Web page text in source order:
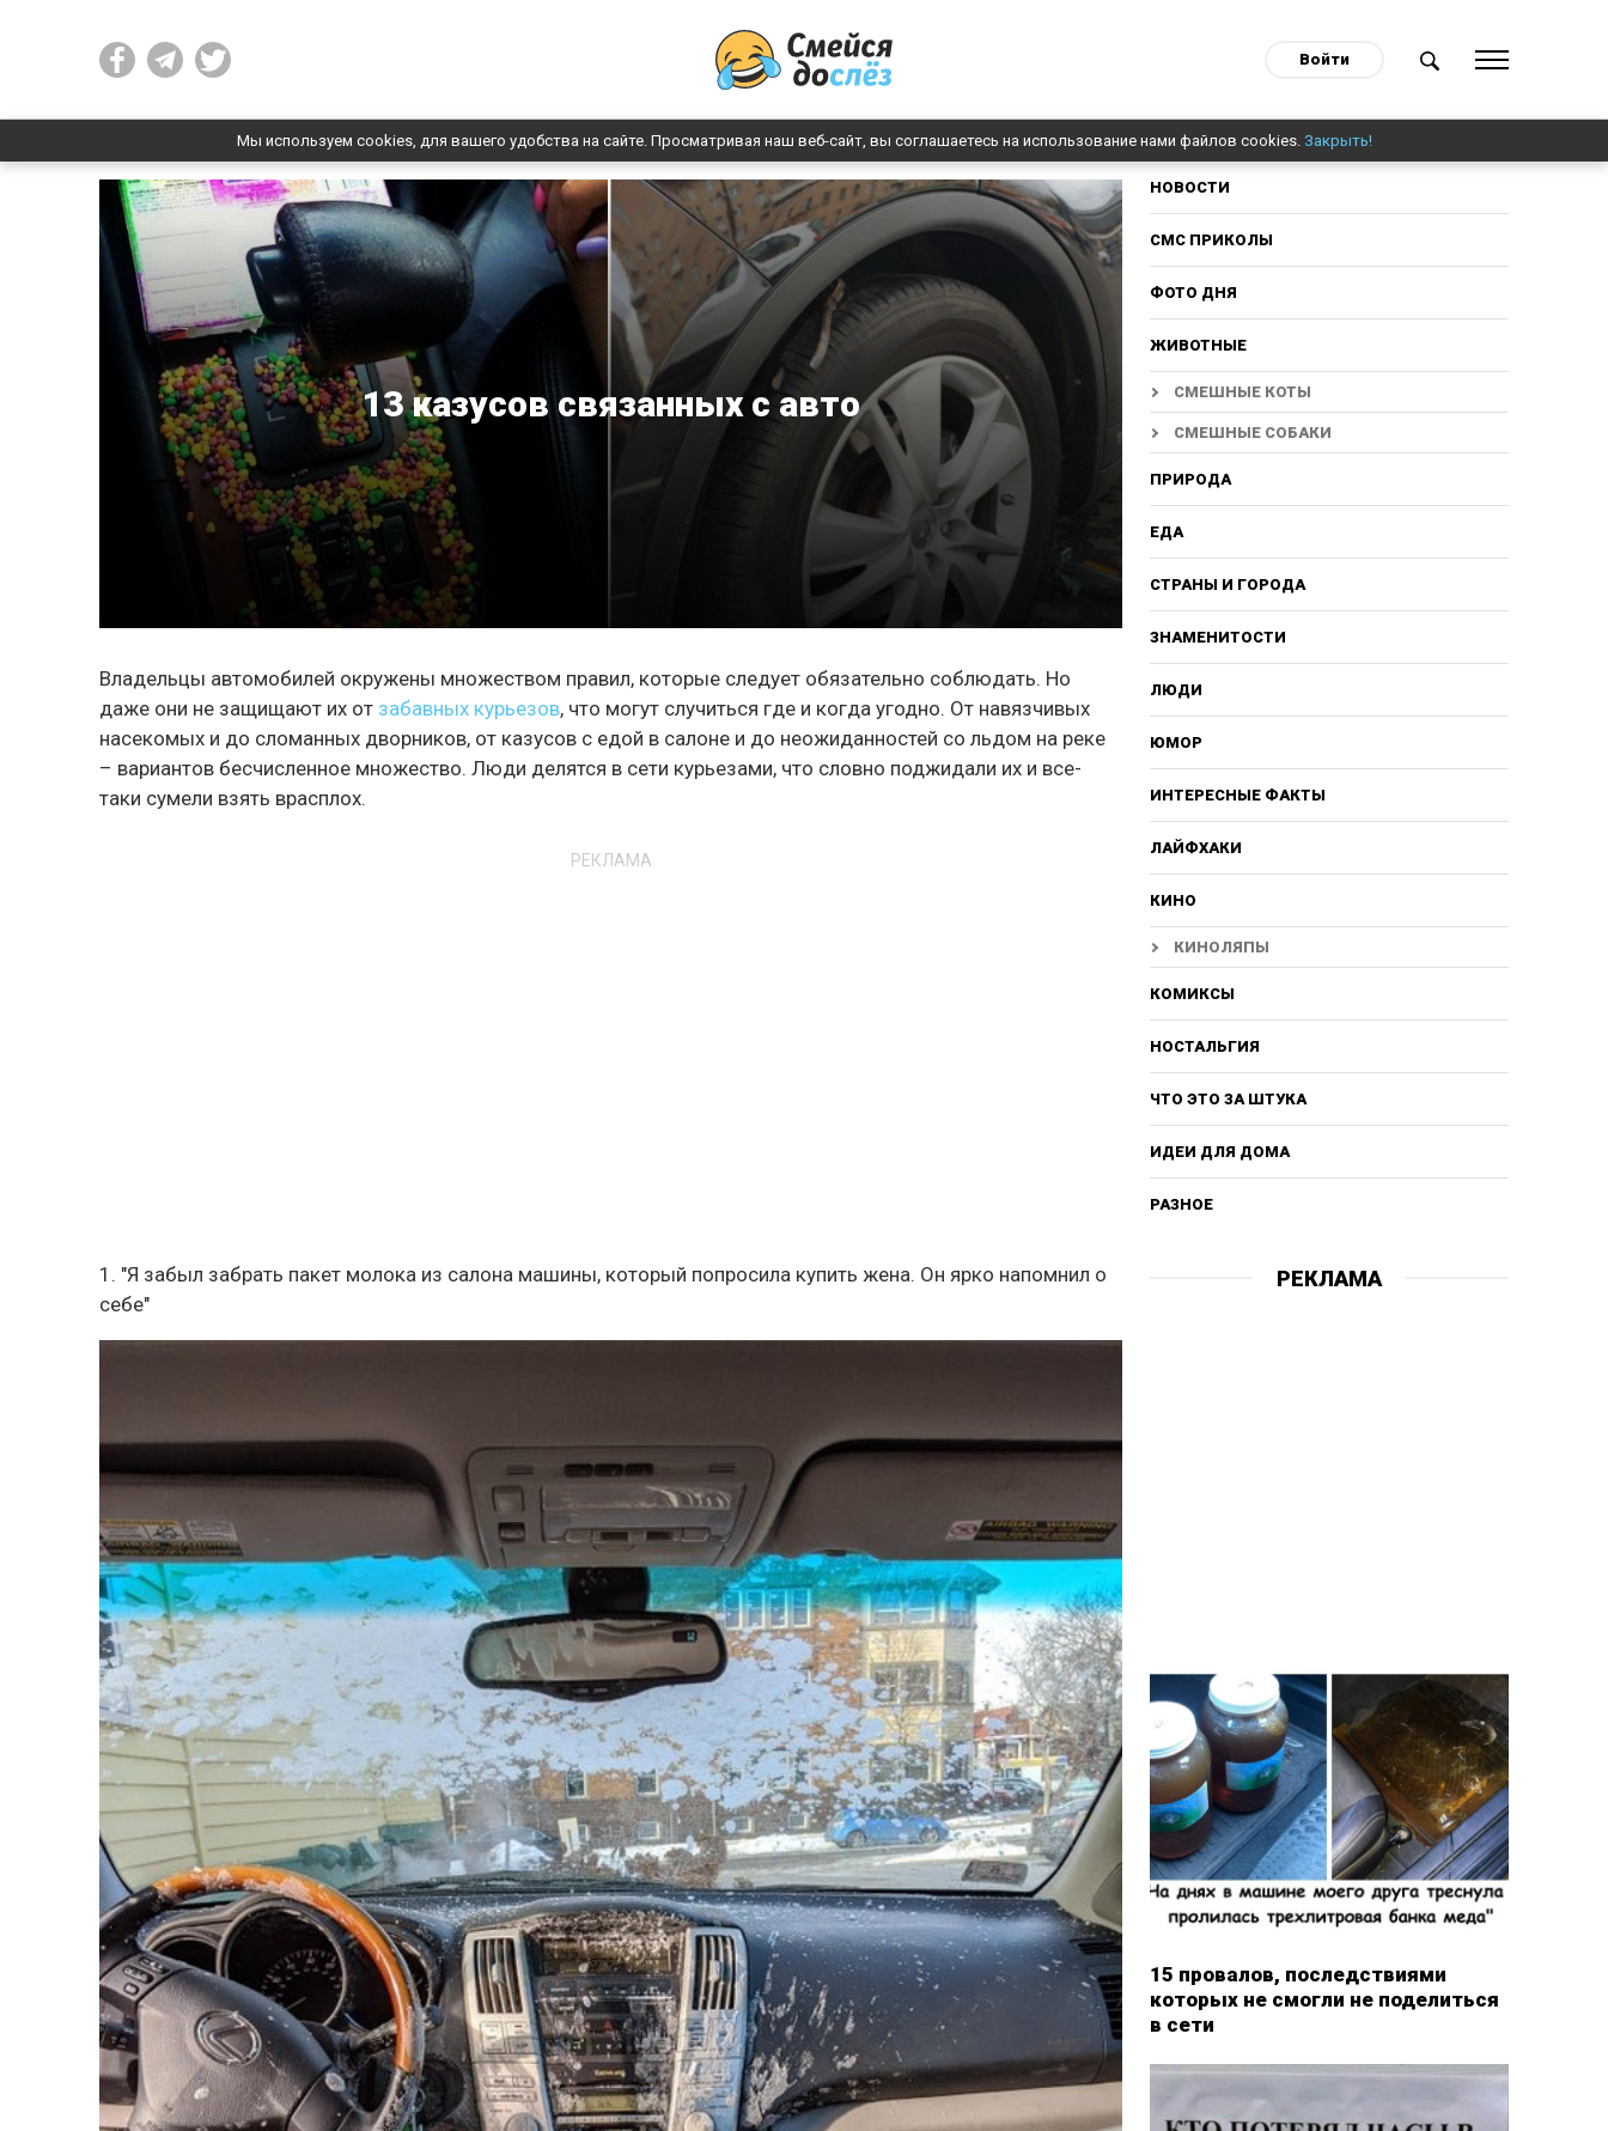
Войти
Мы используем cookies, для вашего удобства на сайте. Просматривая наш веб-сайт, вы соглашаетесь на использование нами файлов cookies. Закрыть!
13 казусов связанных с авто
Владельцы автомобилей окружены множеством правил, которые следует обязательно соблюдать. Но
даже они не защищают их от забавных курьезов, что могут случиться где и когда угодно. От навязчивых
насекомых и до сломанных дворников, от казусов с едой в салоне и до неожиданностей со льдом на реке
– вариантов бесчисленное множество. Люди делятся в сети курьезами, что словно поджидали их и все-
таки сумели взять врасплох.
РЕКЛАМА
1. "Я забыл забрать пакет молока из салона машины, который попросила купить жена. Он ярко напомнил о
себе"
НОВОСТИ
СМС ПРИКОЛЫ
ФОТО ДНЯ
ЖИВОТНЫЕ
СМЕШНЫЕ КОТЫ
СМЕШНЫЕ СОБАКИ
ПРИРОДА
ЕДА
СТРАНЫ И ГОРОДА
ЗНАМЕНИТОСТИ
ЛЮДИ
ЮМОР
ИНТЕРЕСНЫЕ ФАКТЫ
ЛАЙФХАКИ
КИНО
КИНОЛЯПЫ
КОМИКСЫ
НОСТАЛЬГИЯ
ЧТО ЭТО ЗА ШТУКА
ИДЕИ ДЛЯ ДОМА
РАЗНОЕ
РЕКЛАМА
15 провалов, последствиями
которых не смогли не поделиться
в сети